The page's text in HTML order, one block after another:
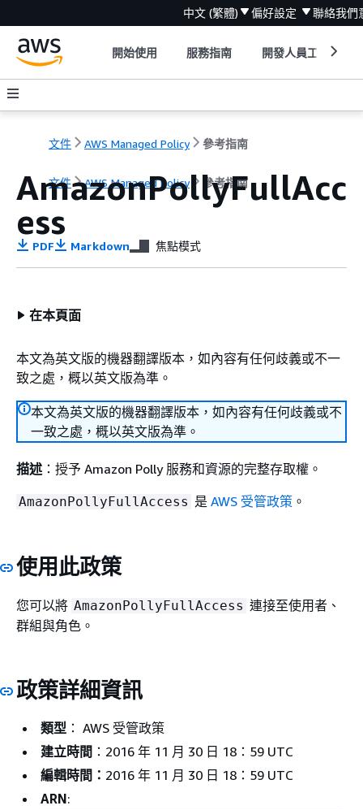
中文 (繁體) 偏好設定 聯絡我們
開始使用 服務指南 開發人員工具
文件 AWS Managed Policy 參考指南
文件 AWS Managed Policy 參考指南
AmazonPollyFullAcc
ess
PDF Markdown 焦點模式
在本頁面
本文為英文版的機器翻譯版本，如內容有任何歧義或不一
致之處，概以英文版為準。
本文為英文版的機器翻譯版本，如內容有任何歧義或不
一致之處，概以英文版為準。
描述 ：授予 Amazon Polly 服務和資源的完整存取權。
AmazonPollyFullAccess 是 AWS 受管政策 。
使用此政策
您可以將 AmazonPollyFullAccess 連接至使用者、
群組與角色。
政策詳細資訊
類型 ： AWS 受管政策
建立時間 ：2016 年 11 月 30 日 18：59 UTC
編輯時間： 2016 年 11 月 30 日 18：59 UTC
ARN: